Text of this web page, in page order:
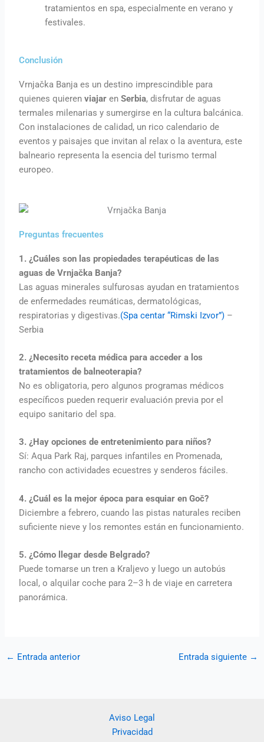
tratamientos en spa, especialmente en verano y
festivales.
Conclusión
Vrnjačka Banja es un destino imprescindible para
quienes quierenviajar enSerbia, disfrutar de aguas
termales milenarias y sumergirse en la cultura balcánica.
Con instalaciones de calidad, un rico calendario de
eventos y paisajes que invitan al relax o la aventura, este
balneario representa la esencia del turismo termal
europeo.
Preguntas frecuentes
1. ¿Cuáles son las propiedades terapéuticas de las
aguas de Vrnjačka Banja?
Las aguas minerales sulfurosas ayudan en tratamientos
de enfermedades reumáticas, dermatológicas,
respiratorias y digestivas.(Spa centar “Rimski Izvor”) –
Serbia
2. ¿Necesito receta médica para acceder a los
tratamientos de balneoterapia?
No es obligatoria, pero algunos programas médicos
específicos pueden requerir evaluación previa por el
equipo sanitario del spa.
3. ¿Hay opciones de entretenimiento para niños?
Sí: Aqua Park Raj, parques infantiles en Promenada,
rancho con actividades ecuestres y senderos fáciles.
4. ¿Cuál es la mejor época para esquiar en Goč?
Diciembre a febrero, cuando las pistas naturales reciben
suficiente nieve y los remontes están en funcionamiento.
5. ¿Cómo llegar desde Belgrado?
Puede tomarse un tren a Kraljevo y luego un autobús
local, o alquilar coche para 2–3 h de viaje en carretera
panorámica.
← Entrada anterior Entrada siguiente →
Aviso Legal
Privacidad